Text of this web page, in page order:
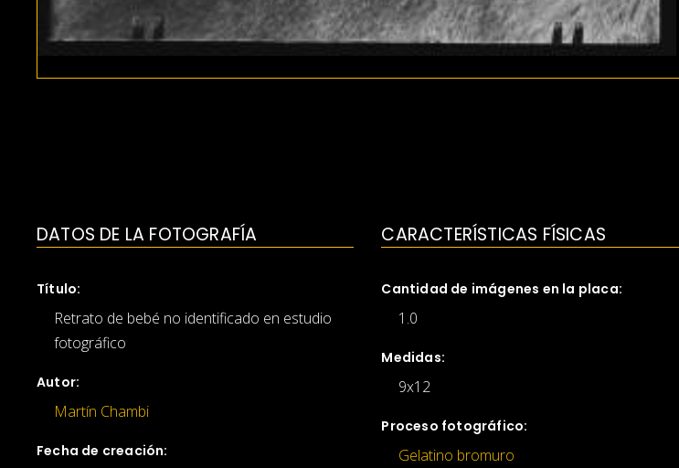
DATOS DE LA FOTOGRAFÍA
Título:
Retrato de bebé no identificado en estudio
fotográfico
Autor:
Martín Chambi
Fecha de creación:
CARACTERÍSTICAS FÍSICAS
Cantidad de imágenes en la placa:
1.0
Medidas:
9x12
Proceso fotográfico:
Gelatino bromuro